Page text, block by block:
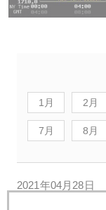
1月 2月
7月 8月
2021年04月28日